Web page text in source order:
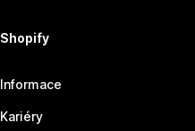
Shopify
Informace
Kariéry